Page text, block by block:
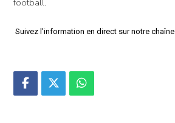
football.
Suivez l'information en direct sur notre chaîne